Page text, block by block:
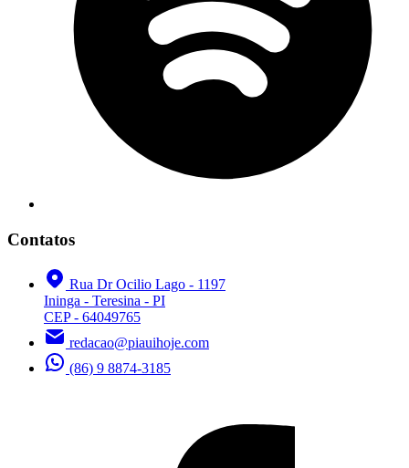
Contatos
Rua Dr Ocilio Lago - 1197
Ininga - Teresina - PI
CEP - 64049765
redacao@piauihoje.com
(86) 9 8874-3185